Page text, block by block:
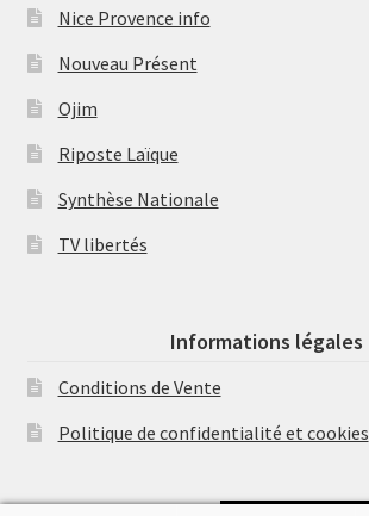
Nice Provence info
Nouveau Présent
Ojim
Riposte Laïque
Synthèse Nationale
TV libertés
Informations légales
Conditions de Vente
Politique de confidentialité et cookies